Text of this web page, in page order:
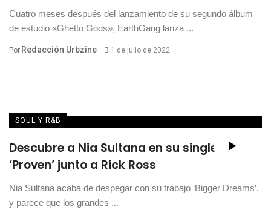
Cuatro meses después del lanzamiento de su segundo álbum
de estudio «Ghetto Gods», EarthGang lanza ...
Por Redacción Urbzine 1 de julio de 2022
SOUL Y R&B
Descubre a Nia Sultana en su single
‘Proven’ junto a Rick Ross
Nia Sultana acaba de despegar con su trabajo ‘Bigger Dreams’,
y parece que los grandes ...